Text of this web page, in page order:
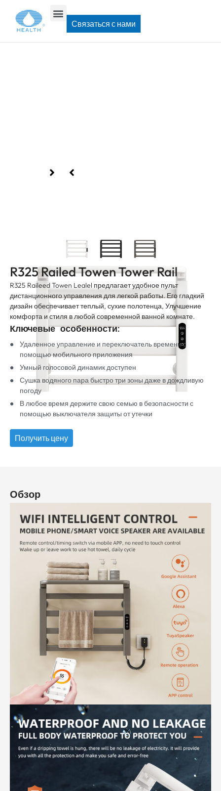
Связаться с нами
Дом >
R325 Railed Towen Tower Rail
R325 Raileed Towen Lealel предлагает удобное пульт
дистанционного управления для легкой работы. Его гладкий
дизайн обеспечивает теплый, сухие полотенца, Улучшение
комфорта и стиля в любой современной ванной комнате.
Ключевые особенности:
Удаленное управление и переключатель времени с
помощью мобильного приложения
Умный голосовой динамик доступен
Сушка водяного пара быстро три зоны даже в дождливую
погоду
В любое время держите свою семью в безопасности с
помощью выключателя защиты от утечки
Получить цену
Обзор